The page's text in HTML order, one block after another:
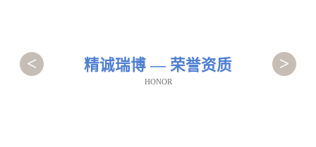
精诚瑞博 — 荣誉资质
HONOR
< >